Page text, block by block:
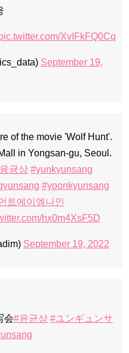
XvIFkFQ0Cq
September 19,
of the movie 'Wolf Hunt'.
in Yongsan-gu, Seoul.
귱상 #yunkyunsang
#yoonkyunsang
트에이엠나인
hx0m4XsF5D
September 19, 2022
会#윤균상 #ユンギュンサ